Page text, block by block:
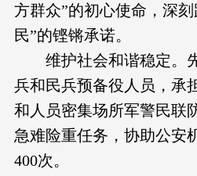
方群众”的初心使命，深
民”的铿锵承诺。
维护社会和谐稳定。
兵和民兵预备役人员，承
和人员密集场所军警民联
急难险重任务，协助公安
400次。